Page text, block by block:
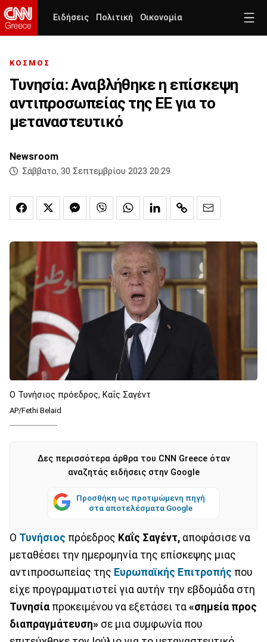
Ειδήσεις Πολιτική Οικονομία
ΚΟΣΜΟΣ
Τυνησία: Αναβλήθηκε η επίσκεψη
αντιπροσωπείας της ΕΕ για το
μεταναστευτικό
Newsroom
Σάββατο, 30 Σεπτεμβρίου 2023 20:29
Ο Τυνήσιος πρόεδρος, Καΐς Σαγέντ
AP/Fethi Belaid
Δες περισσότερα άρθρα του CNN Greece όταν
αναζητάς ειδήσεις στην Google
Προσθήκη ως προτιμώμενη πηγή
στα αποτελέσματα Google
Ο Τυνήσιος πρόεδρος Καΐς Σαγέντ, αποφάσισε να
μεταθέσει την ημερομηνία της επίσκεψης μιας
αντιπροσωπείας της Ευρωπαϊκής Επιτροπής που
είχε προγραμματιστεί για αυτήν την εβδομάδα στη
Τυνησία προκειμένου να εξετάσει τα «σημεία προς
διαπραγμάτευση» σε μια συμφωνία που